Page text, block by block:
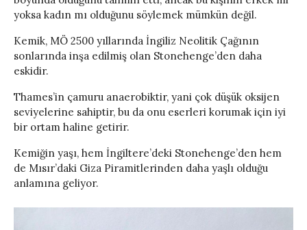
yoksa kadın mı olduğunu söylemek mümkün değil.
Kemik, MÖ 2500 yıllarında İngiliz Neolitik Çağının
sonlarında inşa edilmiş olan Stonehenge’den daha
eskidir.
Thames’in çamuru anaerobiktir, yani çok düşük oksijen
seviyelerine sahiptir, bu da onu eserleri korumak için iyi
bir ortam haline getirir.
Kemiğin yaşı, hem İngiltere’deki Stonehenge’den hem
de Mısır’daki Giza Piramitlerinden daha yaşlı olduğu
anlamına geliyor.